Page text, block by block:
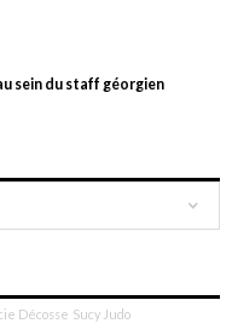
sein du staff géorgien
Décosse Sucy Judo